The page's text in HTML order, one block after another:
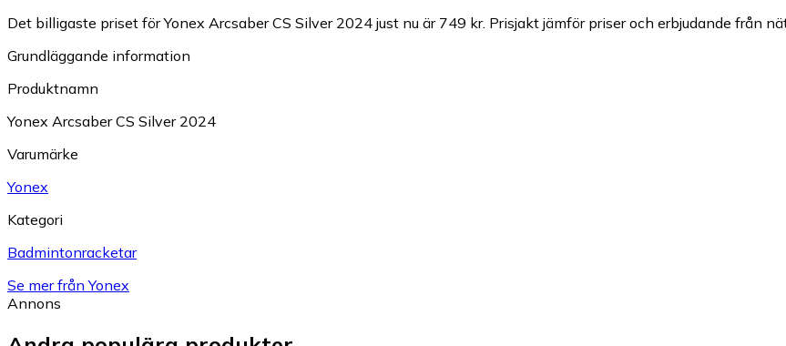
Det billigaste priset för Yonex Arcsaber CS Silver 2024 just nu är 749 kr. Prisjakt jämför priser och erbjudande från
Grundläggande information
Produktnamn
Yonex Arcsaber CS Silver 2024
Varumärke
Yonex
Kategori
Badmintonracketar
Se mer från Yonex
Annons